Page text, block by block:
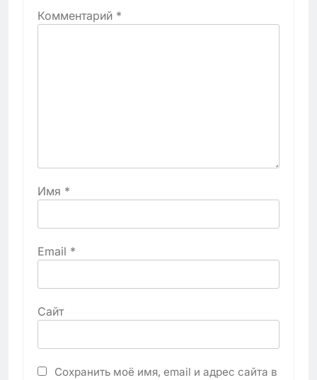
Комментарий *
Имя *
Email *
Сайт
Сохранить моё имя, email и адрес сайта в